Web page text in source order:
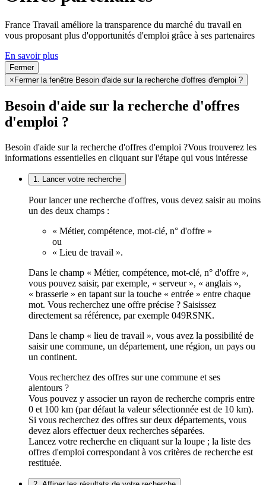
France Travail améliore la transparence du marché du travail en
vous proposant plus d'opportunités d'emploi grâce à ses partenaires
En savoir plus
Fermer
× Fermer la fenêtre Besoin d'aide sur la recherche d'offres d'emploi ?
Besoin d'aide sur la recherche d'offres
d'emploi ?
Besoin d'aide sur la recherche d'offres d'emploi ?Vous trouverez les
informations essentielles en cliquant sur l'étape qui vous intéresse
1. Lancer votre recherche
Pour lancer une recherche d'offres, vous devez saisir au moins
un des deux champs :
« Métier, compétence, mot-clé, n° d'offre »
ou
« Lieu de travail ».
Dans le champ « Métier, compétence, mot-clé, n° d'offre »,
vous pouvez saisir, par exemple, « serveur », « anglais »,
« brasserie » en tapant sur la touche « entrée » entre chaque
mot. Vous recherchez une offre précise ? Saisissez
directement sa référence, par exemple 049RSNK.
Dans le champ « lieu de travail », vous avez la possibilité de
saisir une commune, un département, une région, un pays ou
un continent.
Vous recherchez des offres sur une commune et ses
alentours ?
Vous pouvez y associer un rayon de recherche compris entre
0 et 100 km (par défaut la valeur sélectionnée est de 10 km).
Si vous recherchez des offres sur deux départements, vous
devez alors effectuer deux recherches séparées.
Lancez votre recherche en cliquant sur la loupe ; la liste des
offres d'emploi correspondant à vos critères de recherche est
restituée.